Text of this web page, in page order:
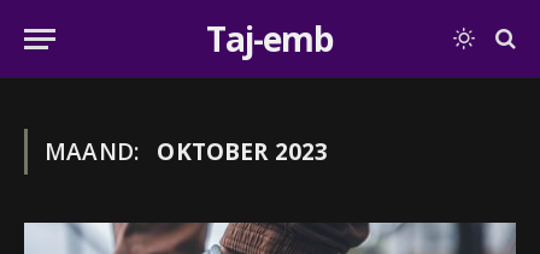
Taj-emb
MAAND: OKTOBER 2023